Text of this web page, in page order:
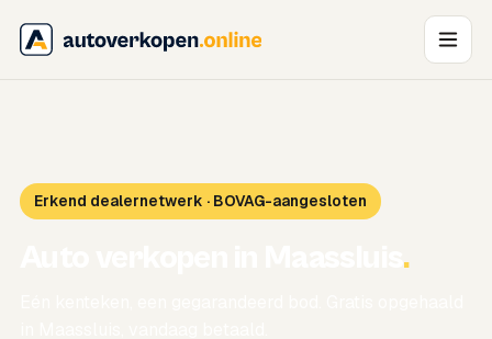
Erkend dealernetwerk · BOVAG-aangesloten
.